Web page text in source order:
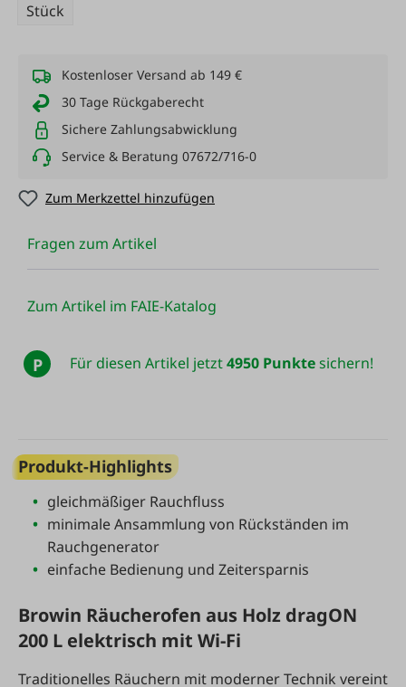
Stück
Kostenloser Versand ab 149 €
30 Tage Rückgaberecht
Sichere Zahlungsabwicklung
Service & Beratung 07672/716-0
Zum Merkzettel hinzufügen
Fragen zum Artikel
Zum Artikel im FAIE-Katalog
P Für diesen Artikel jetzt4950 Punktesichern!
Produkt-Highlights
gleichmäßiger Rauchfluss
minimale Ansammlung von Rückständen im
Rauchgenerator
einfache Bedienung und Zeitersparnis
Browin Räucherofen aus Holz dragON
200 L elektrisch mit Wi-Fi
Traditionelles Räuchern mit moderner Technik vereint